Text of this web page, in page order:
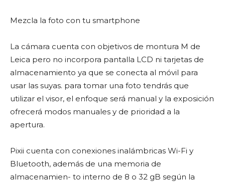
Mezcla la foto con tu smartphone
La cámara cuenta con objetivos de montura M de
Leica pero no incorpora pantalla LCD ni tarjetas de
almacenamiento ya que se conecta al móvil para
usar las suyas. para tomar una foto tendrás que
utilizar el visor, el enfoque será manual y la exposición
ofrecerá modos manuales y de prioridad a la
apertura.
Pixii cuenta con conexiones inalámbricas Wi-Fi y
Bluetooth, además de una memoria de
almacenamien- to interno de 8 o 32 gB según la